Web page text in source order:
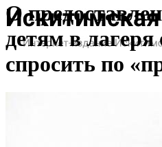
О
детям в
спросить по